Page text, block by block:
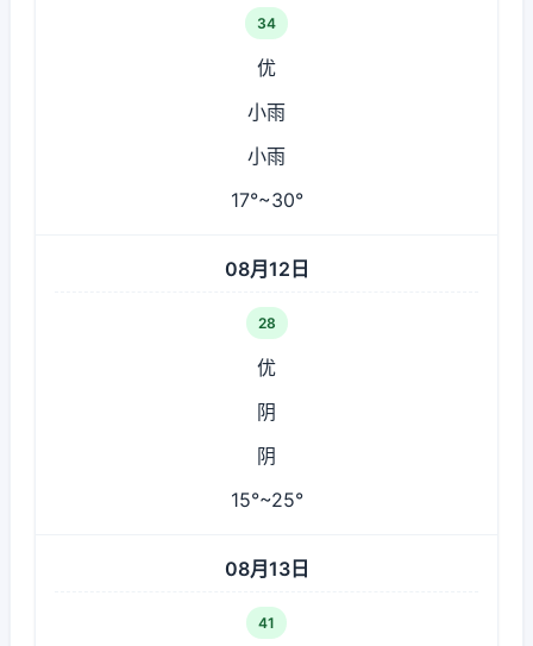
34
优
小雨
小雨
17°~30°
08月12日
28
优
阴
阴
15°~25°
08月13日
41